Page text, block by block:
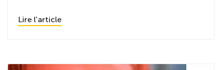
Lire l'article